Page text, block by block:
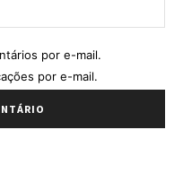
por e-mail.
por e-mail.